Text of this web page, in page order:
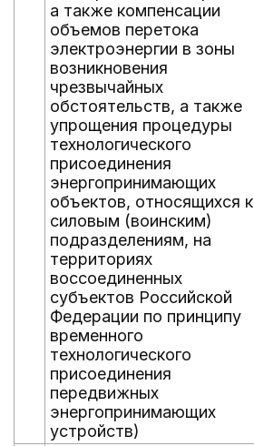
а также компенсации
объемов перетока
электроэнергии в зоны
возникновения
чрезвычайных
обстоятельств, а также
упрощения процедуры
технологического
присоединения
энергопринимающих
объектов, относящихся к
силовым (воинским)
подразделениям, на
территориях
воссоединенных
субъектов Российской
Федерации по принципу
временного
технологического
присоединения
передвижных
энергопринимающих
устройств)